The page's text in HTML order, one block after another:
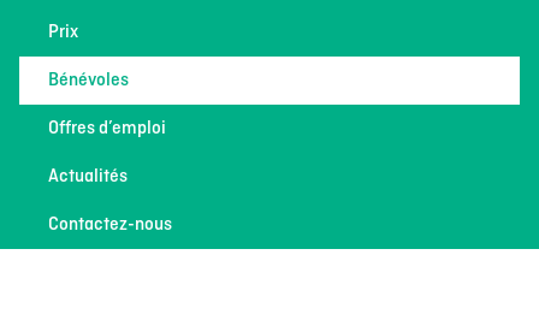
Prix
Bénévoles
Offres d’emploi
Actualités
Contactez-nous